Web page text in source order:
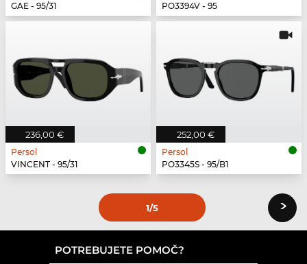
GAE - 95/31
PO3394V - 95
236,00 €
Persol
VINCENT - 95/31
252,00 €
Persol
PO3345S - 95/B1
1/5 ›
POTREBUJETE POMOČ?